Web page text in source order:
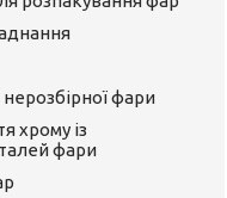
фари
хрому із
фари